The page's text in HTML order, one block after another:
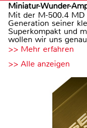
Miniatur-Wunder-
Mit der M-500.4
Generation seiner
Superkompakt und
wollen wir uns
>> Mehr erfahren
>> Alle anzeigen